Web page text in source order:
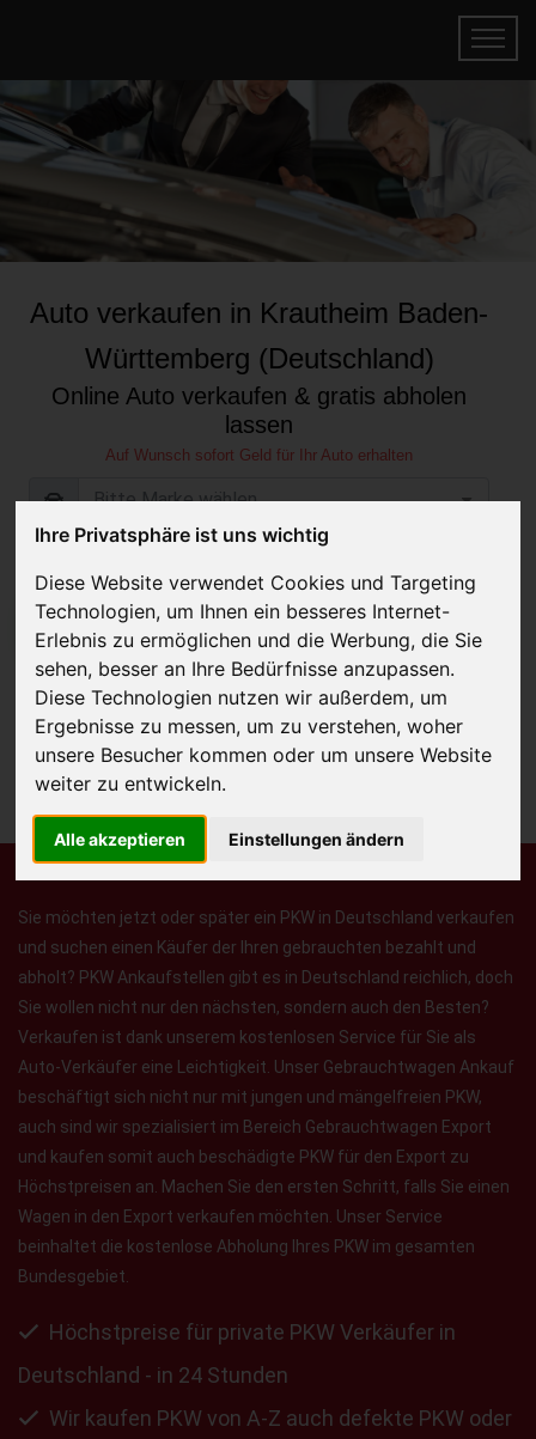
Ihre Privatsphäre ist uns wichtig
Diese Website verwendet Cookies und Targeting
Technologien, um Ihnen ein besseres Internet-
Erlebnis zu ermöglichen und die Werbung, die Sie
sehen, besser an Ihre Bedürfnisse anzupassen.
Diese Technologien nutzen wir außerdem, um
Ergebnisse zu messen, um zu verstehen, woher
unsere Besucher kommen oder um unsere Website
weiter zu entwickeln.
Alle akzeptieren Einstellungen ändern
Auto verkaufen in Krautheim Baden-
Württemberg (Deutschland)
Online Auto verkaufen & gratis abholen
lassen
Auf Wunsch sofort Geld für Ihr Auto erhalten
JETZT KOSTENLOSE BEWERTUNG
Kostenloses Angebot
für den Ankauf Ihres Autos inklusive der
Abholung, auf Wunsch sofort Geld. Ihre Daten werden nicht mit Dritten
geteilt.
Wir garantieren 100% Sicherheit.
Sie möchten jetzt oder später ein PKW in Deutschland verkaufen
und suchen einen Käufer der Ihren gebrauchten bezahlt und
abholt? PKW Ankaufstellen gibt es in Deutschland reichlich, doch
Sie wollen nicht nur den nächsten, sondern auch den Besten?
Verkaufen ist dank unserem kostenlosen Service für Sie als
Auto-Verkäufer eine Leichtigkeit. Unser Gebrauchtwagen Ankauf
beschäftigt sich nicht nur mit jungen und mängelfreien PKW,
auch sind wir spezialisiert im Bereich Gebrauchtwagen Export
und kaufen somit auch beschädigte PKW für den Export zu
Höchstpreisen an. Machen Sie den ersten Schritt, falls Sie einen
Wagen in den Export verkaufen möchten. Unser Service
beinhaltet die kostenlose Abholung Ihres PKW im gesamten
Bundesgebiet.
Höchstpreise für private PKW Verkäufer in
Deutschland - in 24 Stunden
Wir kaufen PKW von A-Z auch defekte PKW oder